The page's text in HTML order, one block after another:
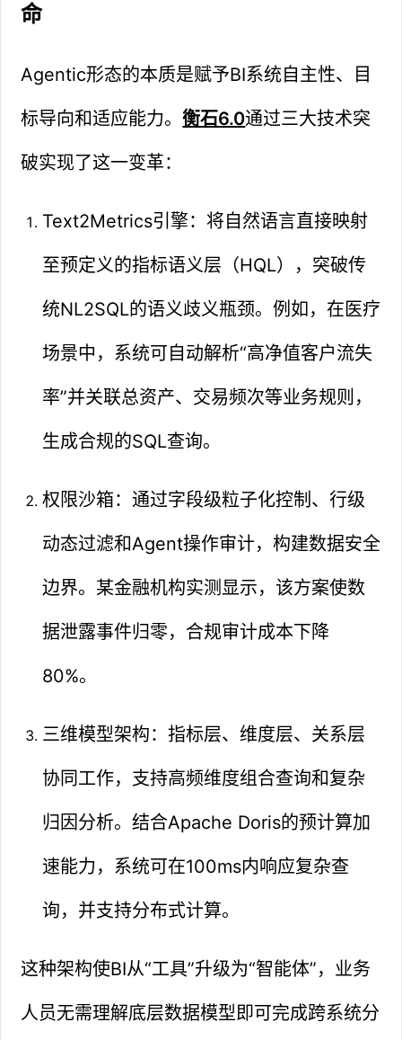
命
Agentic形态的本质是赋予BI系统自主性、目
标导向和适应能力。衡石6.0通过三大技术突
破实现了这一变革：
Text2Metrics引擎：将自然语言直接映射
至预定义的指标语义层（HQL），突破传
统NL2SQL的语义歧义瓶颈。例如，在医疗
场景中，系统可自动解析“高净值客户流失
率”并关联总资产、交易频次等业务规则，
生成合规的SQL查询。
权限沙箱：通过字段级粒子化控制、行级
动态过滤和Agent操作审计，构建数据安全
边界。某金融机构实测显示，该方案使数
据泄露事件归零，合规审计成本下降
80%。
三维模型架构：指标层、维度层、关系层
协同工作，支持高频维度组合查询和复杂
归因分析。结合Apache Doris的预计算加
速能力，系统可在100ms内响应复杂查
询，并支持分布式计算。
这种架构使BI从“工具”升级为“智能体”，业务
人员无需理解底层数据模型即可完成跨系统分